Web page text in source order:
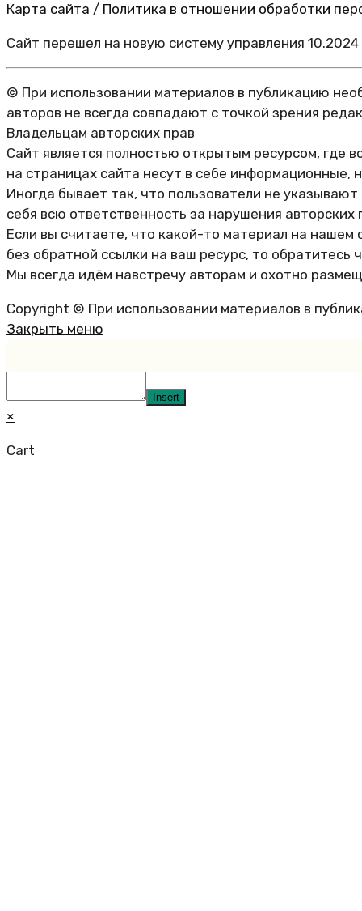
Карта сайта / Политика в отношении обработки
Сайт перешел на новую систему управления 10.2024
© При использовании материалов в публикацию
авторов не всегда совпадают с точкой зрения
Владельцам авторских прав
Сайт является полностью открытым ресурсом, где
на страницах сайта несут в себе информационные,
Иногда бывает так, что пользователи не
себя всю ответственность за нарушения авторских
Если вы считаете, что какой-то материал на
без обратной ссылки на ваш ресурс, то обратитесь
Мы всегда идём навстречу авторам и охотно
Copyright © При использовании материалов в
Закрыть меню
Insert
×
Cart